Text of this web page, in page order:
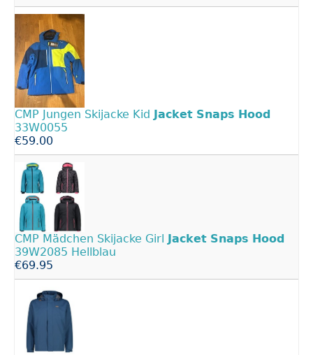
CMP Jungen Skijacke Kid Jacket Snaps Hood
33W0055
€59.00
CMP Mädchen Skijacke Girl Jacket Snaps Hood
39W2085 Hellblau
€69.95